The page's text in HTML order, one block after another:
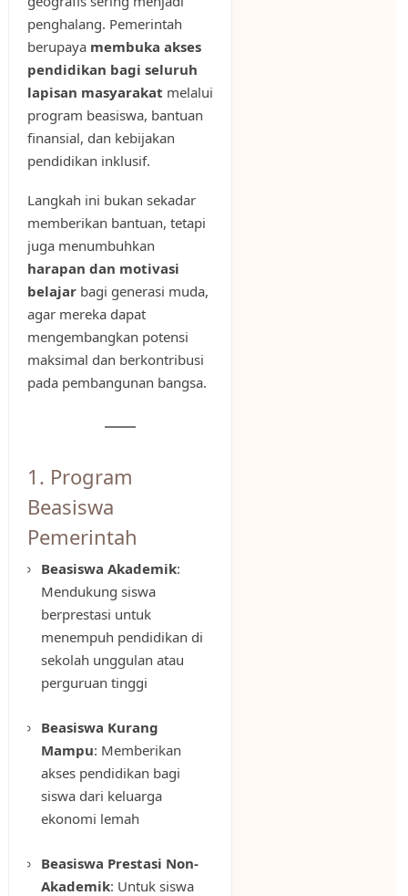
penghalang. Pemerintah
berupaya membuka akses
pendidikan bagi seluruh
lapisan masyarakat melalui
program beasiswa, bantuan
finansial, dan kebijakan
pendidikan inklusif.
Langkah ini bukan sekadar
memberikan bantuan, tetapi
juga menumbuhkan
harapan dan motivasi
belajarbagi generasi muda,
agar mereka dapat
mengembangkan potensi
maksimal dan berkontribusi
pada pembangunan bangsa.
1. Program
Beasiswa
Pemerintah
Beasiswa Akademik:
Mendukung siswa
berprestasi untuk
menempuh pendidikan di
sekolah unggulan atau
perguruan tinggi
Beasiswa Kurang
Mampu: Memberikan
akses pendidikan bagi
siswa dari keluarga
ekonomi lemah
Beasiswa Prestasi Non-
Akademik: Untuk siswa